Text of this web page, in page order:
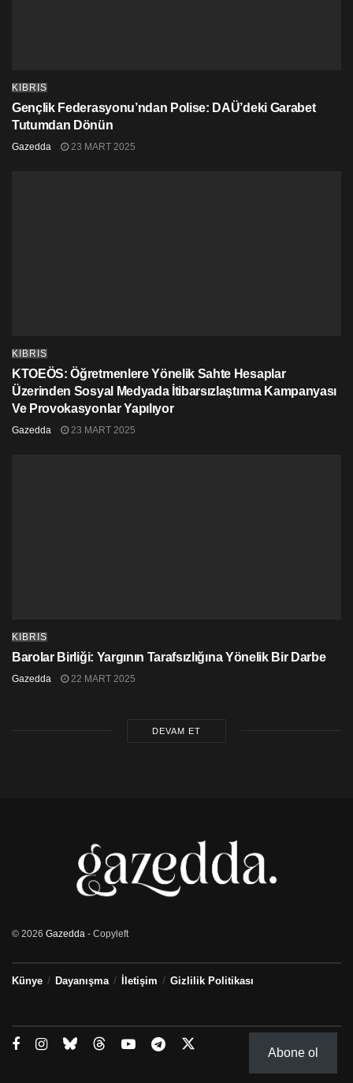
KIBRIS
Gençlik Federasyonu’ndan Polise: DAÜ’deki Garabet
Tutumdan Dönün
Gazedda 23 MART 2025
KIBRIS
KTOEÖS: Öğretmenlere Yönelik Sahte Hesaplar
Üzerinden Sosyal Medyada İtibarsızlaştırma Kampanyası
Ve Provokasyonlar Yapılıyor
Gazedda 23 MART 2025
KIBRIS
Barolar Birliği: Yargının Tarafsızlığına Yönelik Bir Darbe
Gazedda 22 MART 2025
DEVAM ET
© 2026 Gazedda - Copyleft
Künye Dayanışma İletişim Gizlilik Politikası
Abone ol